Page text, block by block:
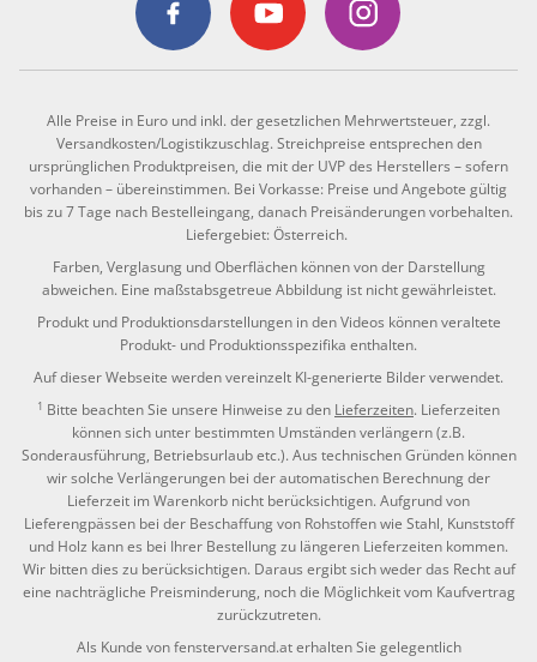
Alle Preise in Euro und inkl. der gesetzlichen Mehrwertsteuer, zzgl.
Versandkosten/Logistikzuschlag. Streichpreise entsprechen den
ursprünglichen Produktpreisen, die mit der UVP des Herstellers – sofern
vorhanden – übereinstimmen. Bei Vorkasse: Preise und Angebote gültig
bis zu 7 Tage nach Bestelleingang, danach Preisänderungen vorbehalten.
Liefergebiet: Österreich.
Farben, Verglasung und Oberflächen können von der Darstellung
abweichen. Eine maßstabsgetreue Abbildung ist nicht gewährleistet.
Produkt und Produktionsdarstellungen in den Videos können veraltete
Produkt- und Produktionsspezifika enthalten.
Auf dieser Webseite werden vereinzelt KI-generierte Bilder verwendet.
1 Bitte beachten Sie unsere Hinweise zu den Lieferzeiten. Lieferzeiten
können sich unter bestimmten Umständen verlängern (z.B.
Sonderausführung, Betriebsurlaub etc.). Aus technischen Gründen können
wir solche Verlängerungen bei der automatischen Berechnung der
Lieferzeit im Warenkorb nicht berücksichtigen. Aufgrund von
Lieferengpässen bei der Beschaffung von Rohstoffen wie Stahl, Kunststoff
und Holz kann es bei Ihrer Bestellung zu längeren Lieferzeiten kommen.
Wir bitten dies zu berücksichtigen. Daraus ergibt sich weder das Recht auf
eine nachträgliche Preisminderung, noch die Möglichkeit vom Kaufvertrag
zurückzutreten.
Als Kunde von fensterversand.at erhalten Sie gelegentlich